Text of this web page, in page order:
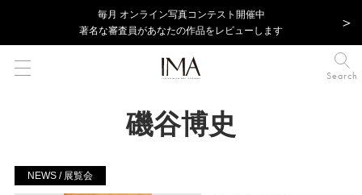
毎⽉ オンライン写真コンテスト開催中
著名な審査員があなたの作品をレビューします
Search
磯谷博史
NEWS / 展覧会